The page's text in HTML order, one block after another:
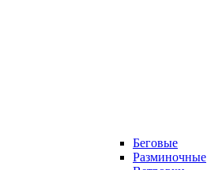
Беговые
Разминочные